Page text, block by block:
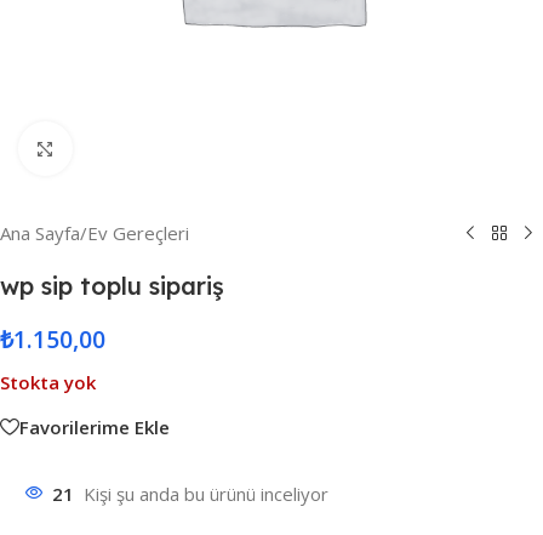
Ana Sayfa/Ev Gereçleri
wp sip toplu sipariş
₺1.150,00
Stokta yok
Favorilerime Ekle
21 Kişi şu anda bu ürünü inceliyor